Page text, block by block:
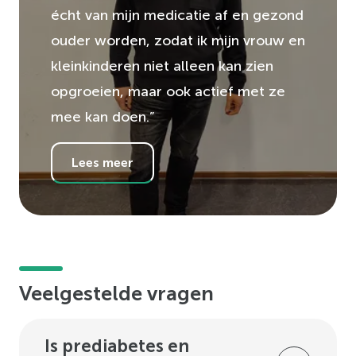
écht van mijn medicatie af en gezond
ouder worden, zodat ik mijn vrouw en
kleinkinderen niet alleen kan zien
opgroeien, maar ook actief met ze
mee kan doen.”
Lees meer
Veelgestelde vragen
Is prediabetes en